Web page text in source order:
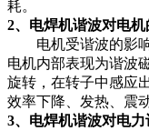
耗。
2、电焊机谐波对电机
电机受谐波的影响
电机内部表现为谐波
旋转，在转子中感应
效率下降、发热、震
3、电焊机谐波对电